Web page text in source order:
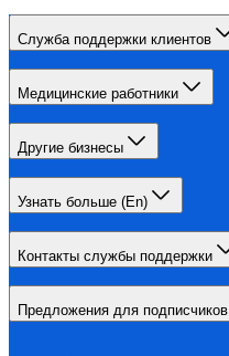
Служба поддержки клиентов
Медицинские работники
Другие бизнесы
Узнать больше (En)
Контакты службы поддержки
Предложения для подписчиков